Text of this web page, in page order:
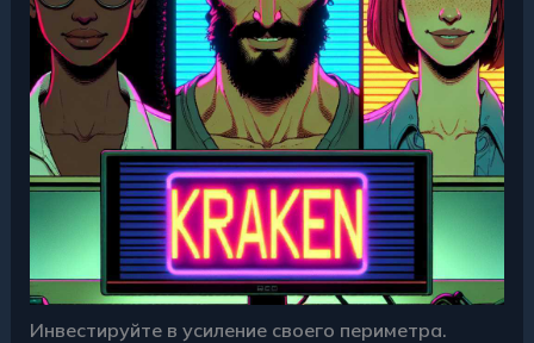
Инвестируйте в усиление своего периметра.